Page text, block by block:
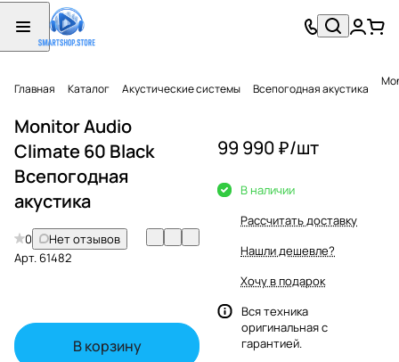
Главная Каталог Акустические системы Всепогодная акустика
Monitor Audio
Climate 60 Black
Всепогодная
акустика
0
Нет отзывов
Арт.61482
В корзину
99 990 ₽/шт
В наличии
Рассчитать доставку
Нашли дешевле?
Хочу в подарок
Вся техника
оригинальная с
гарантией.